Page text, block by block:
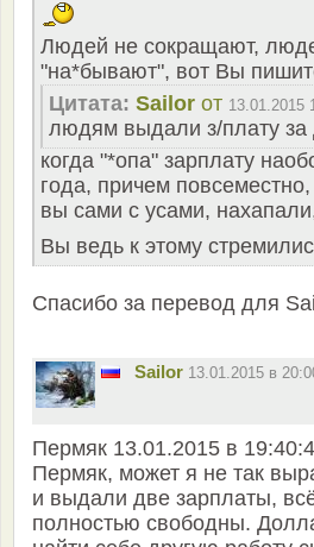
Людей не сокращают,
"на*бывают", вот Вы
Цитата: Sailor от 13.01.2015
людям выдали з/плату за
когда "*опа" зарплату
года, причем
вы сами с усами,
Вы ведь к этому
Спасибо за перевод для
Sailor 13.01.2015 в
Пермяк 13.01.2015 в
Пермяк, может я не так
и выдали две зарплаты,
полностью свободны.